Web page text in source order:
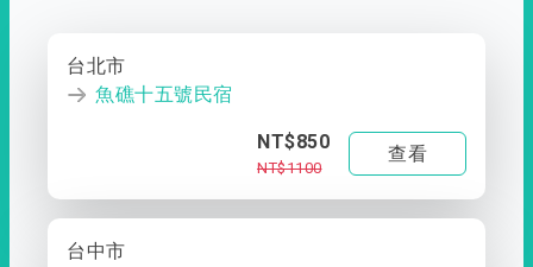
台北市
魚礁十五號民宿
NT$850
NT$1100
查看
台中市